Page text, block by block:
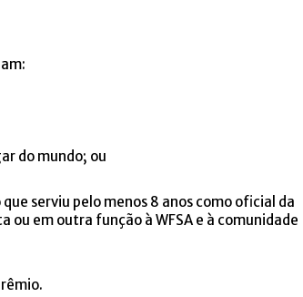
do mundo; ou
serviu pelo menos 8 anos como oficial da
ou em outra função à WFSA e à comunidade